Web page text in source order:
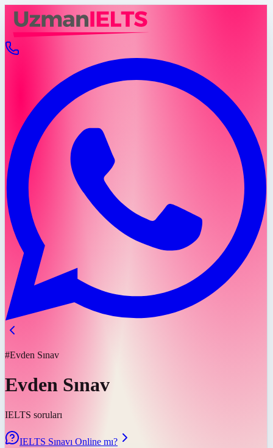
#Evden Sınav
Evden Sınav
IELTS soruları
IELTS Sınavı Online mı?